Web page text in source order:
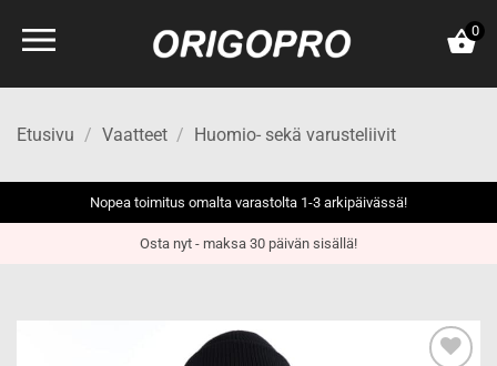
0
Etusivu / Vaatteet / Huomio- sekä varusteliivit
Nopea toimitus omalta varastolta 1-3 arkipäivässä!
Osta nyt - maksa 30 päivän sisällä!